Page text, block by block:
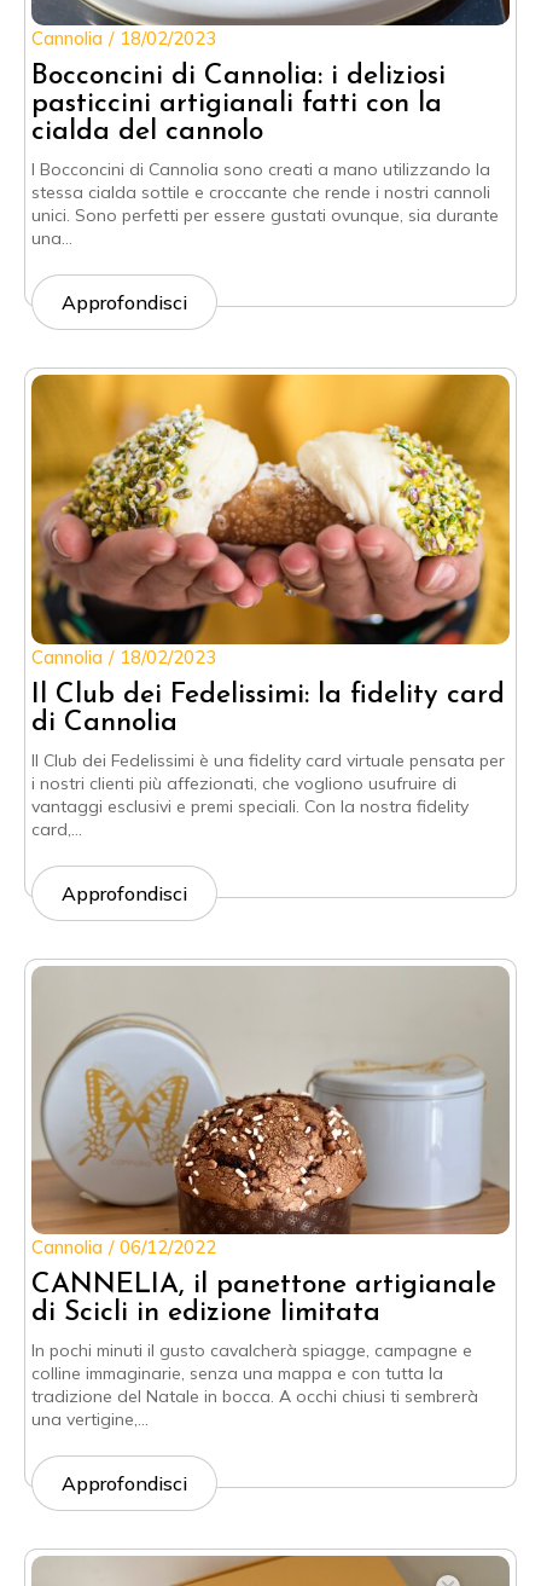
Bocconcini di Cannolia: i deliziosi
pasticcini artigianali fatti con la
cialda del cannolo
Cannolia 18/02/2023
I Bocconcini di Cannolia sono creati a mano utilizzando la
stessa cialda sottile e croccante che rende i nostri cannoli
unici. Sono perfetti per essere gustati ovunque, sia durante
una…
Approfondisci
Il Club dei Fedelissimi: la fidelity card
di Cannolia
Cannolia 18/02/2023
Il Club dei Fedelissimi è una fidelity card virtuale pensata per
i nostri clienti più affezionati, che vogliono usufruire di
vantaggi esclusivi e premi speciali. Con la nostra fidelity
card,…
Approfondisci
CANNELIA, il panettone artigianale
di Scicli in edizione limitata
Cannolia 06/12/2022
In pochi minuti il gusto cavalcherà spiagge, campagne e
colline immaginarie, senza una mappa e con tutta la
tradizione del Natale in bocca. A occhi chiusi ti sembrerà
una vertigine,…
Approfondisci